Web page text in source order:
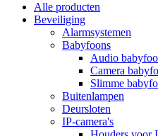
Alle producten
Beveiliging
Alarmsystemen
Babyfoons
Audio
Camera
Slimme
Buitenlampen
Deursloten
IP-camera's